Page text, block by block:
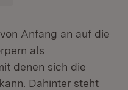
Anfang an auf die
als
denen sich die
Dahinter steht